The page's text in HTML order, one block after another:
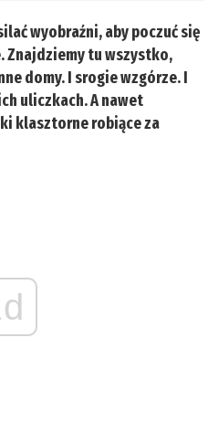
wyobraźni, aby poczuć się
Znajdziemy tu wszystko,
domy. I srogie wzgórze. I
uliczkach. A nawet
klasztorne robiące za